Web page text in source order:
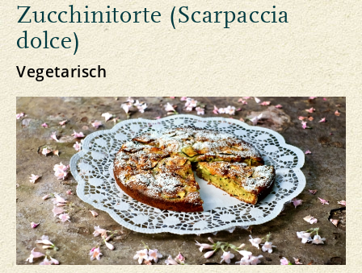
Zucchinitorte (Scarpaccia
dolce)
Vegetarisch